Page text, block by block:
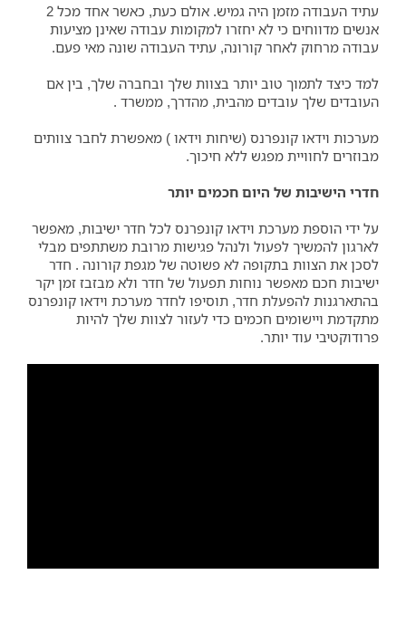
עתיד העבודה מזמן היה גמיש. אולם כעת, כאשר אחד מכל 2
אנשים מדווחים כי לא יחזרו למקומות עבודה שאינן מציעות
עבודה מרחוק לאחר קורונה, עתיד העבודה שונה מאי פעם.
למד כיצד לתמוך טוב יותר בצוות שלך ובחברה שלך, בין אם
העובדים שלך עובדים מהבית, מהדרך, ממשרד .
מערכות וידאו קונפרנס (שיחות וידאו ) מאפשרת לחבר צוותים
מבוזרים לחוויית מפגש ללא חיכוך.
חדרי הישיבות של היום חכמים יותר
על ידי הוספת מערכת וידאו קונפרנס לכל חדר ישיבות, מאפשר
לארגון להמשיך לפעול ולנהל פגישות מרובת משתתפים מבלי
לסכן את הצוות בתקופה לא פשוטה של מגפת קורונה . חדר
ישיבות חכם מאפשר נוחות תפעול של חדר ולא מבזבז זמן יקר
בהתארגנות להפעלת חדר, תוסיפו לחדר מערכת וידאו קונפרנס
מתקדמת ויישומים חכמים כדי לעזור לצוות שלך להיות
פרודוקטיבי עוד יותר.